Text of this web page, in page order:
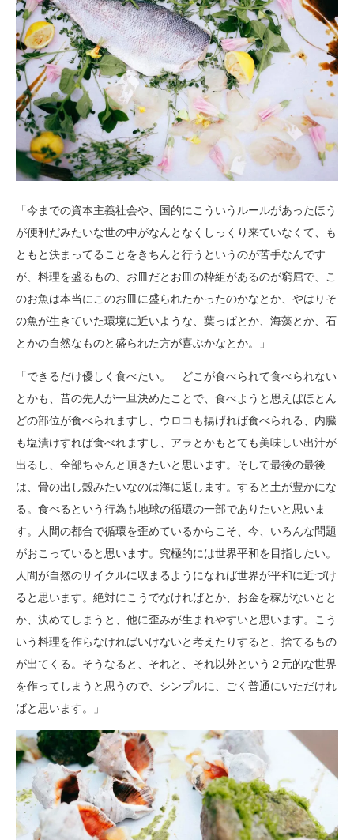
「今までの資本主義社会や、国的にこういうルールがあったほう
が便利だみたいな世の中がなんとなくしっくり来ていなくて、も
ともと決まってることをきちんと行うというのが苦手なんです
が、料理を盛るもの、お皿だとお皿の枠組があるのが窮屈で、こ
のお魚は本当にこのお皿に盛られたかったのかなとか、やはりそ
の魚が生きていた環境に近いような、葉っぱとか、海藻とか、石
とかの自然なものと盛られた方が喜ぶかなとか。」
「できるだけ優しく食べたい。 どこが食べられて食べられない
とかも、昔の先人が一旦決めたことで、食べようと思えばほとん
どの部位が食べられますし、ウロコも揚げれば食べられる、内臓
も塩漬けすれば食べれますし、アラとかもとても美味しい出汁が
出るし、全部ちゃんと頂きたいと思います。そして最後の最後
は、骨の出し殻みたいなのは海に返します。すると土が豊かにな
る。食べるという行為も地球の循環の一部でありたいと思いま
す。人間の都合で循環を歪めているからこそ、今、いろんな問題
がおこっていると思います。究極的には世界平和を目指したい。
人間が自然のサイクルに収まるようになれば世界が平和に近づけ
ると思います。絶対にこうでなければとか、お金を稼がないとと
か、決めてしまうと、他に歪みが生まれやすいと思います。こう
いう料理を作らなければいけないと考えたりすると、捨てるもの
が出てくる。そうなると、それと、それ以外という２元的な世界
を作ってしまうと思うので、シンプルに、ごく普通にいただけれ
ばと思います。」